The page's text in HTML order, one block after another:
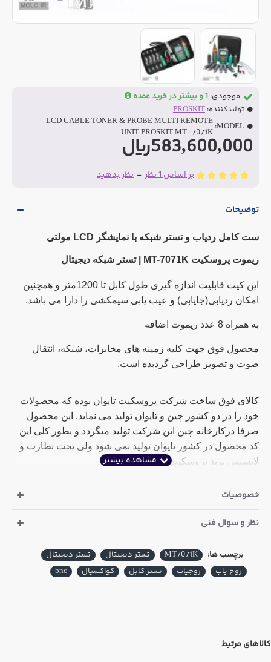
بر اساس 1 نظر - نظر بدهید
583,600,000ریال
موجودی: 1 و بیشتر در خرید عمده
تولیدکننده: PROSKIT
MODEL:
LCD CABLE TONER & PROBE MULTI REMOTE
UNIT PROSKIT MT-7071K
توضیحات
ست کامل ردیاب و تستر شبکه با نمایشگر LCD مولتی
ریموت پروسکیت MT-7071K | تستر شبکه دیجیتال
این کیت قابلیت اندازه گیری طول کابل تا 1200متر و همچنین
امکان ردیابی(جایابی) و عیب یابی سیمکشی را دارا می باشد.
به همراه 8 عدد ریموت اضافه
محصول فوق جهت کلیه زمینه های مخابرات، شبکه، انتقال
صوت و تصویر طراحی گردیده است.
کالای فوق ساخت شرکت پروسکیت تایوان بوده که محصولات
خود را در دو کشور چین و تایوان تولید می نماید. این محصول
صرفا درکارخانه چین این شرکت تولید میگردد و بطور کلی این
کد محصول در کشور تایوان تولید نمی شود ولی تحت نظارت و
لایسنس برند پروسکیت تایوان است.
Cable Length Measurement up to 1200M
Cable length measurements without remote attached
Calibration Parameters
Wire Tracing up to 3KM
خصوصیات
نظر و سوال فنی
برچسب ها: MT7071K تستر دیجیتال
تستر دیجیتال
زوج یاب
زوجیاب تستر کابل کواکسیال bnc
کالاهای مرتبط